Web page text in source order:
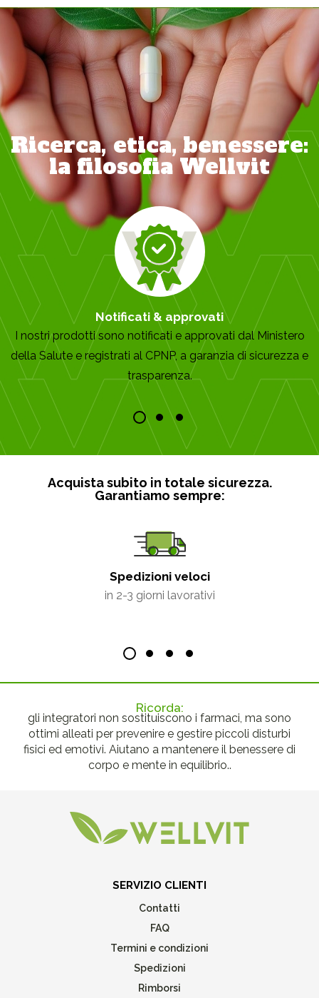
Ricerca, etica, benessere:
la filosofia Wellvit
Notificati & approvati
I nostri prodotti sono notificati e approvati dal Ministero
della Salute e registrati al CPNP, a garanzia di sicurezza e
trasparenza.
Acquista subito in totale sicurezza.
Garantiamo sempre:
Spedizioni veloci
in 2-3 giorni lavorativi
Ricorda:
gli integratori non sostituiscono i farmaci, ma sono
ottimi alleati per prevenire e gestire piccoli disturbi
fisici ed emotivi. Aiutano a mantenere il benessere di
corpo e mente in equilibrio..
SERVIZIO CLIENTI
Contatti
FAQ
Termini e condizioni
Spedizioni
Rimborsi